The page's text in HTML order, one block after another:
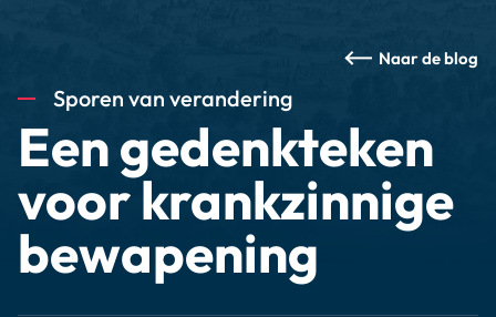
Naar de blog
Sporen van verandering
Een gedenkteken
voor krankzinnige
bewapening